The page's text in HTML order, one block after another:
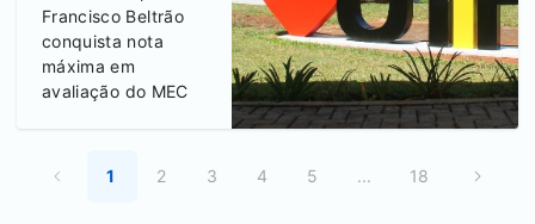
Francisco Beltrão
conquista nota
máxima em
avaliação do MEC
1 2 3 4 5 ... 18